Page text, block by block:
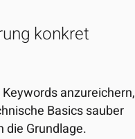
konkret
anzureichern,
Basics sauber
die Grundlage.